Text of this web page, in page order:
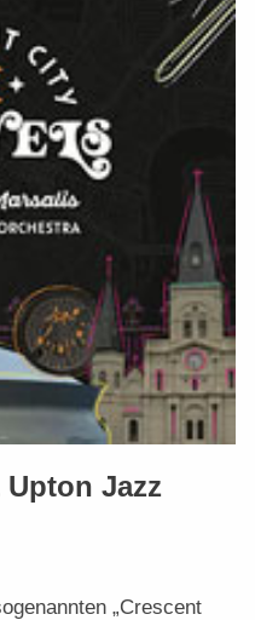
Upton Jazz
„Crescent